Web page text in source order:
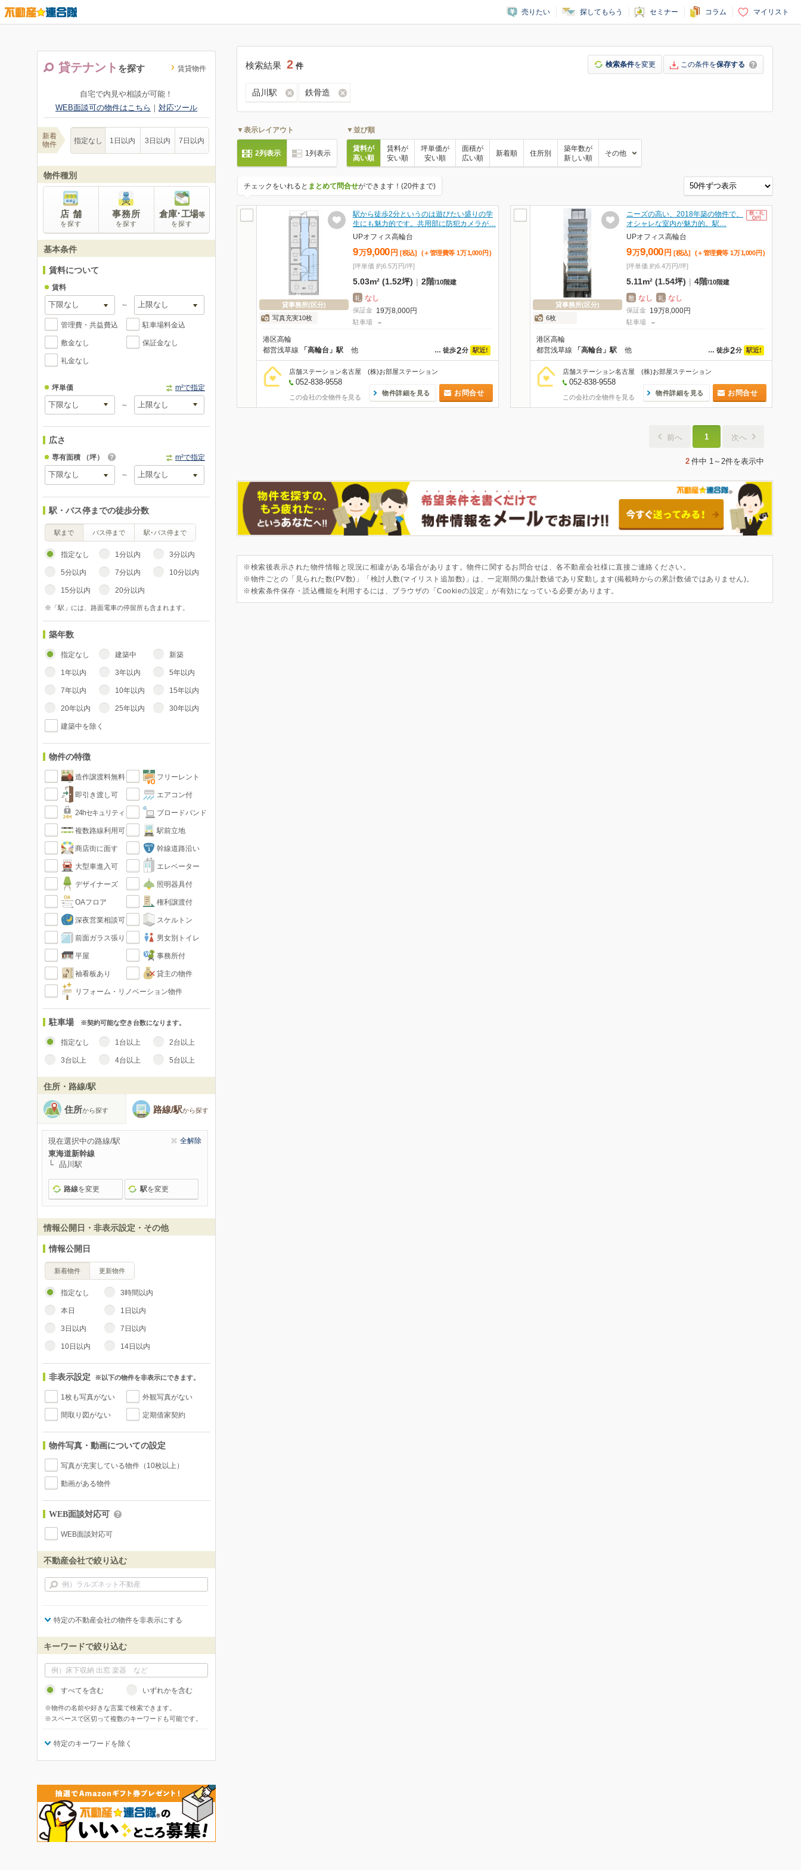
売りたい 探してもらう セミナー コラム マイリスト
貸テナント を探す 賃貸物件
自宅で内見や相談が可能！
WEB面談可の物件はこちら ｜ 対応ツール
新着
物件
指定なし 1日以内 3日以内 7日以内
物件種別
店 舗
を探す
事務所
を探す
倉庫･工場等
を探す
基本条件
賃料について
賃料
～
管理費・共益費込 駐車場料金込
敷金なし 保証金なし
礼金なし
坪単価 m²で指定
～
広さ
専有面積 （坪） m²で指定
～
駅・バス停までの徒歩分数
駅まで バス停まで 駅･バス停まで
指定なし 1分以内 3分以内
5分以内 7分以内 10分以内
15分以内 20分以内
※「駅」には、路面電車の停留所も含まれます。
築年数
指定なし 建築中 新築
1年以内 3年以内 5年以内
7年以内 10年以内 15年以内
20年以内 25年以内 30年以内
建築中を除く
物件の特徴
造作譲渡料無料 フリーレント
即引き渡し可 エアコン付
24hセキュリティ ブロードバンド
複数路線利用可 駅前立地
商店街に面す 幹線道路沿い
大型車進入可 エレベーター
デザイナーズ 照明器具付
OAフロア 権利譲渡付
深夜営業相談可 スケルトン
前面ガラス張り 男女別トイレ
平屋 事務所付
袖看板あり 貸主の物件
リフォーム・リノベーション物件
駐車場 ※契約可能な空き台数になります。
指定なし 1台以上 2台以上
3台以上 4台以上 5台以上
住所・路線/駅
住所から探す 路線/駅から探す
現在選択中の路線/駅 全解除
東海道新幹線
品川駅
路線を変更 駅を変更
情報公開日・非表示設定・その他
情報公開日
新着物件 更新物件
指定なし 3時間以内
本日 1日以内
3日以内 7日以内
10日以内 14日以内
非表示設定 ※以下の物件を非表示にできます。
1枚も写真がない 外観写真がない
間取り図がない 定期借家契約
物件写真・動画についての設定
写真が充実している物件（10枚以上）
動画がある物件
WEB面談対応可
WEB面談対応可
不動産会社で絞り込む
特定の不動産会社の物件を非表示にする
キーワードで絞り込む
すべてを含む いずれかを含む
※物件の名前や好きな言葉で検索できます。
※スペースで区切って複数のキーワードも可能です。
特定のキーワードを除く
検索結果 2 件 検索条件を変更 この条件を保存する
品川駅 鉄骨造
▼表示レイアウト
2列表示 1列表示
▼並び順
賃料が
高い順
賃料が
安い順
坪単価が
安い順
面積が
広い順
新着順 住所別
築年数が
新しい順
その他
チェックをいれると まとめて問合せができます！(20件まで)
貸事務所(区分)
写真充実10枚
駅から徒歩2分というのは遊びたい盛りの学
生にも魅力的です。共用部に防犯カメラが…
UPオフィス高輪台
9万9,000 円 [税込] (＋管理費等 1万1,000 円 )
[坪単価 約6.5万円/坪]
5.03m² (1.52坪) | 2階/10階建
礼 なし
保証金 19万8,000円
駐車場
－
港区高輪
… 徒歩2分 駅近!
都営浅草線 「高輪台」駅 他
店舗ステーション名古屋 (株)お部屋ステーション
052-838-9558
この会社の全物件を見る
物件詳細を見る お問合せ
貸事務所(区分)
6枚
ニーズの高い、2018年築の物件で、
オシャレな室内が魅力的。駅…
UPオフィス高輪台
9万9,000 円 [税込] (＋管理費等 1万1,000 円 )
[坪単価 約6.4万円/坪]
5.11m² (1.54坪) | 4階/10階建
敷 なし 礼 なし
保証金 19万8,000円
駐車場
－
港区高輪
… 徒歩2分 駅近!
都営浅草線 「高輪台」駅 他
店舗ステーション名古屋 (株)お部屋ステーション
052-838-9558
この会社の全物件を見る
物件詳細を見る お問合せ
前へ 1 次へ
2 件中 1～2件を表示中
※検索後表示された物件情報と現況に相違がある場合があります。物件に関するお問合せは、各不動産会社様に直接ご連絡ください。
※物件ごとの「見られた数(PV数)」「検討人数(マイリスト追加数)」は、一定期間の集計数値であり変動します(掲載時からの累計数値ではありません)。
※検索条件保存・読込機能を利用するには、ブラウザの「Cookieの設定」が有効になっている必要があります。